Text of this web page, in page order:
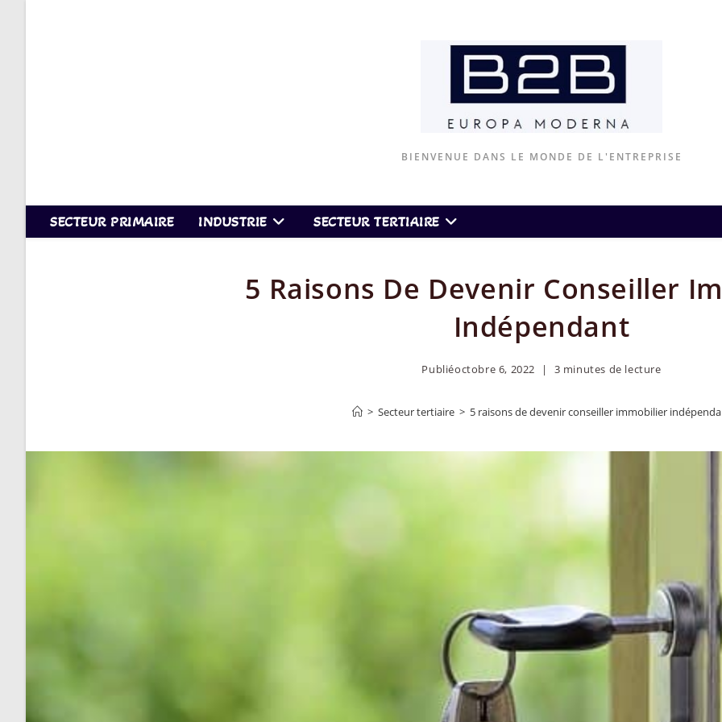
BIENVENUE DANS LE MONDE DE L'ENTREPRISE
SECTEUR PRIMAIRE INDUSTRIE SECTEUR TERTIAIRE
5 Raisons De Devenir Conseiller
Indépendant
Publiéoctobre 6, 2022 3 minutes de lecture
> Secteur tertiaire > 5 raisons de devenir conseiller immobilier